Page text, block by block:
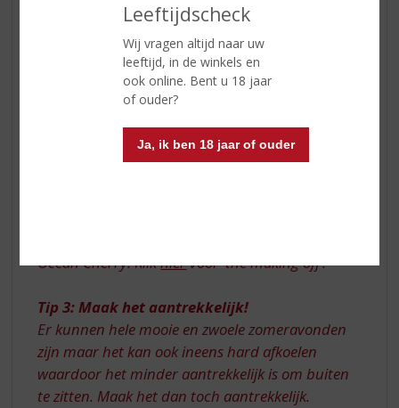
Leeftijdscheck
Wij vragen altijd naar uw
leeftijd, in de winkels en
ook online. Bent u 18 jaar
of ouder?
Ja, ik ben 18 jaar of ouder
Ocean Cherry! Klikhiervoor ‘the making off’!
Tip 3: Maak het aantrekkelijk!
Er kunnen hele mooie en zwoele zomeravonden
zijn maar het kan ook ineens hard afkoelen
waardoor het minder aantrekkelijk is om buiten
te zitten. Maak het dan toch aantrekkelijk.